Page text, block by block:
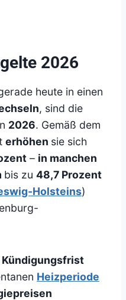
2026
heute in einen
, sind die
2026. Gemäß dem
erhöhen sie sich
– in manchen
bis zu 48,7 Prozent
Holsteins)
Kündigungsfrist
Heizperiode